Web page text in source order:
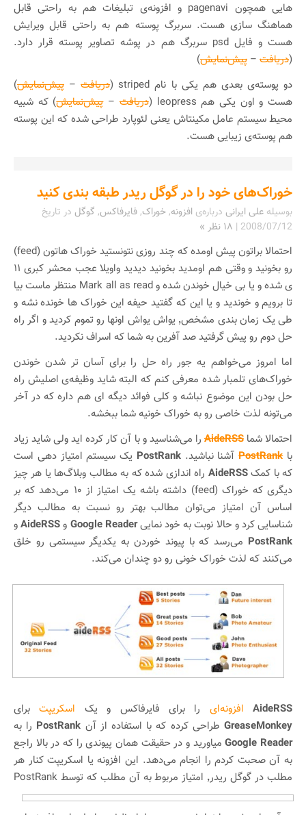
هایی همچون pagenavi و افزونه‌ی تبلیغات هم به راحتی قابل
هماهنگ سازی هست. سربرگ پوسته هم به راحتی قابل ویرایش
هست و فایل psd سربرگ هم در پوشه تصاویر پوسته قرار دارد.
(دریافت – پیش‌نمایش)
دو پوسته‌ی بعدی هم یکی با نام striped (
دریافت– پیش‌نمایش)
هست و اون یکی هم leopress (
دریافت–پیش‌نمایش) که شبیه
محیط سیستم عامل مکینتاش یعنی لئوپارد طراحی شده که این پوسته
هم پوسته‌ی زیبایی هست.
خوراک‌های خود را در گوگل ریدر طبقه بندی کنید
بوسیله علی ایرانی درباره‌ی افزونه,خوراک,فایرفاکس, گوگل در تاریخ
2008/07/12
| ۱۸ نظر »
احتمالا براتون پیش اومده که چند روزی نتونستید خوراک هاتون (feed)
رو بخونید و وقتی هم اومدید بخونید دیدید واویلا عجب محشر کبری ۱۱
ی شده و یا بی خیال خوندن شده و Mark all as read منتظر ماست بیا
تا برویم و خوندید و یا این که گفتید حیفه این خوراک ها خونده نشه و
طی یک زمان بندی مشخص٬ یواش یواش اونها رو تموم کردید و اگر راه
حل دوم رو پیش گرفتید صد آفرین به شما که اسراف نکردید.
اما امروز می‌خواهم یه جور راه حل را برای آسان تر شدن خوندن
خوراک‌های تلمبار شده معرفی کنم که البته شاید وظیفه‌ی اصلیش راه
حل بودن این موضوع نباشه و کلی فوائد دیگه ای هم داره که در آخر
می‌تونه لذت خاصی رو به خوراک خونیه شما ببخشه.
احتمالا شماAideRSS را می‌شناسید و با آن کار کرده اید ولی شاید زیاد
باPostRankآشنا نباشید.PostRank یک سیستم امتیاز دهی است
که با کمکAideRSS راه اندازی شده که به مطالب وبلاگ‌ها یا هر چیز
دیگری که خوراک (feed) داشته باشه یک امتیاز از ۱۰ می‌دهد که بر
اساس آن امتیاز می‌توان مطالب بهتر رو نسبت به مطالب دیگر
شناسایی کرد و حالا نوبت به خود نماییGoogle Reader وAideRSSو
PostRank می‌رسد که با پیوند خوردن به یکدیگر سیستمی رو خلق
می‌کنند که لذت خوراک خونی رو دو چندان می‌کند.
AideRSS افزونه‌ای را برای فایرفاکس و یک اسکریپتبرای
GreaseMonkeyطراحی کرده که با استفاده از آن PostRank را به
Google Reader میاورید و در حقیقت همان پیوندی را که در بالا راجع
به آن صحبت کردم را انجام می‌دهد. این افزونه یا اسکریپت کنار هر
مطلب در گوگل ریدر٬ امتیاز مربوط به
آن مطلب که توسط PostRank